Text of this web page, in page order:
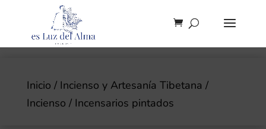
Inicio / Incienso y Artesanía Tibetana /
Incienso / Incensarios pintados